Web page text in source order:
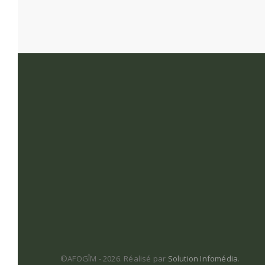
©AFOGÎM - 2026. Réalisé par Solution Infomédia.